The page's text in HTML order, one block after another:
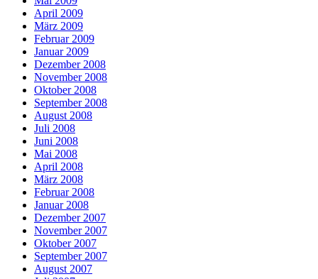
April 2009
März 2009
Februar 2009
Januar 2009
Dezember 2008
November 2008
Oktober 2008
September 2008
August 2008
Juli 2008
Juni 2008
Mai 2008
April 2008
März 2008
Februar 2008
Januar 2008
Dezember 2007
November 2007
Oktober 2007
September 2007
August 2007